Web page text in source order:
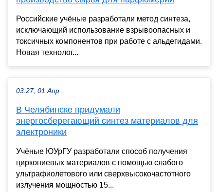
Российские учёные разработали метод синтеза,
исключающий использование взрывоопасных и
токсичных компонентов при работе с альдегидами.
Новая технолог...
03:27, 01 Апр
В Челябинске придумали
энергосберегающий синтез материалов для
электроники
Учёные ЮУрГУ разработали способ получения
циркониевых материалов с помощью слабого
ультрафиолетового или сверхвысокочастотного
излучения мощностью 15...